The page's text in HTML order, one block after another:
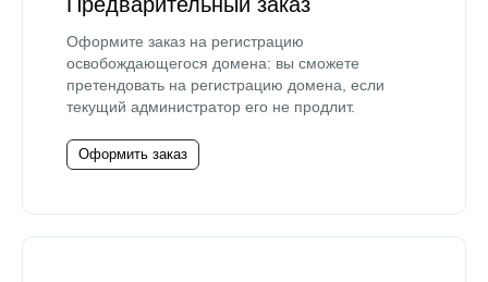
Оформите заказ на регистрацию
освобождающегося домена: вы сможете
претендовать на регистрацию домена, если
текущий администратор его не продлит.
Оформить заказ